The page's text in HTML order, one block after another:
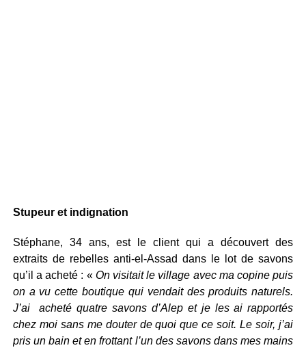
Stupeur et indignation
Stéphane, 34 ans, est le client qui a découvert des
extraits de rebelles anti-el-Assad dans le lot de savons
qu’il a acheté : « On visitait le village avec ma copine puis
on a vu cette boutique qui vendait des produits naturels.
J’ai acheté quatre savons d’Alep et je les ai rapportés
chez moi sans me douter de quoi que ce soit. Le soir, j’ai
pris un bain et en frottant l’un des savons dans mes mains